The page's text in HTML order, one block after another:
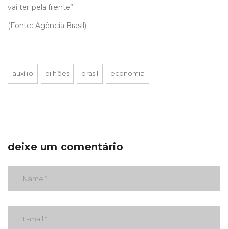
vai ter pela frente”.
(Fonte: Agência Brasil)
auxílio bilhões brasil economia
deixe um comentário